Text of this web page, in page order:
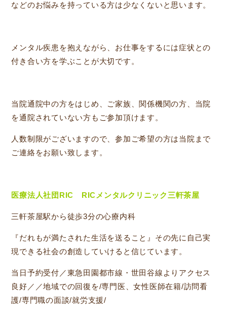
などのお悩みを持っている方は少なくないと思います。
メンタル疾患を抱えながら、お仕事をするには症状との
付き合い方を学ぶことが大切です。
当院通院中の方をはじめ、ご家族、関係機関の方、当院
を通院されていない方もご参加頂けます。
人数制限がございますので、参加ご希望の方は当院まで
ご連絡をお願い致します。
医療法人社団RIC RICメンタルクリニック三軒茶屋
三軒茶屋駅から徒歩3分の心療内科
『だれもが満たされた生活を送ること』その先に自己実
現できる社会の創造していけると信じています。
当日予約受付／東急田園都市線・世田谷線よりアクセス
良好／／地域での回復を/専門医、女性医師在籍/訪問看
護/専門職の面談/就労支援/